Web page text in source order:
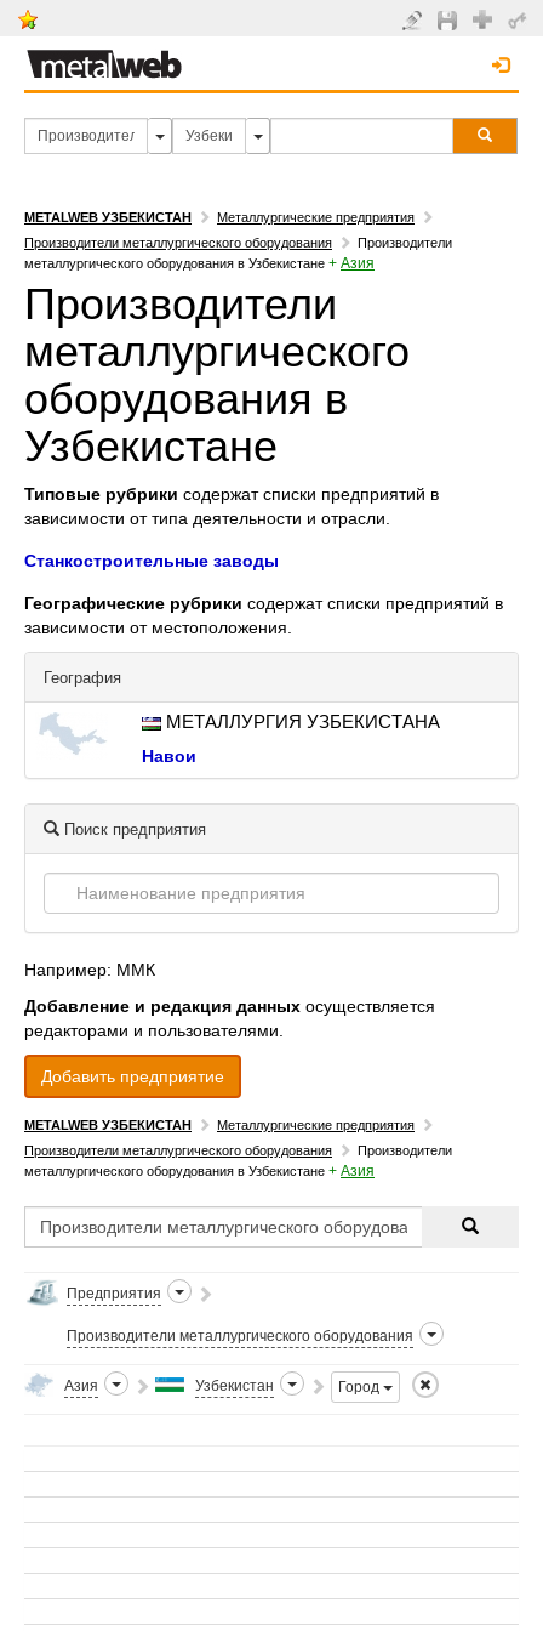
METALWEB УЗБЕКИСТАН
Металлургические предприятия
Производители металлургического оборудования
Производители
металлургического оборудования в Узбекистане + Азия
Производители
металлургического
оборудования в
Узбекистане
Типовые рубрики содержат списки предприятий в
зависимости от типа деятельности и отрасли.
Станкостроительные заводы
Географические рубрики содержат списки предприятий в
зависимости от местоположения.
География
МЕТАЛЛУРГИЯ УЗБЕКИСТАНА
Навои
Поиск предприятия
Например: ММК
Добавление и редакция данных осуществляется
редакторами и пользователями.
Добавить предприятие
METALWEB УЗБЕКИСТАН
Металлургические предприятия
Производители металлургического оборудования
Производители
металлургического оборудования в Узбекистане + Азия
Предприятия
Производители металлургического оборудования
Азия Узбекистан Город